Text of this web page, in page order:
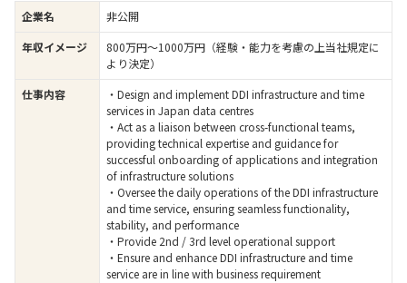
企業名
非公開
年収イメージ
800万円〜1000万円（経験・能力を考慮の上当社規定に
より決定）
仕事内容
・Design and implement DDI infrastructure and time
services in Japan data centres
・Act as a liaison between cross-functional teams,
providing technical expertise and guidance for
successful onboarding of applications and integration
of infrastructure solutions
・Oversee the daily operations of the DDI infrastructure
and time service, ensuring seamless functionality,
stability, and performance
・Provide 2nd / 3rd level operational support
・Ensure and enhance DDI infrastructure and time
service are in line with business requirement